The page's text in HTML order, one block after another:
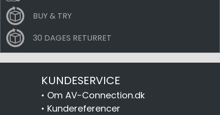
BUY & TRY
30 DAGES RETURRET
KUNDESERVICE
• Om AV-Connection.dk
• Kundereferencer